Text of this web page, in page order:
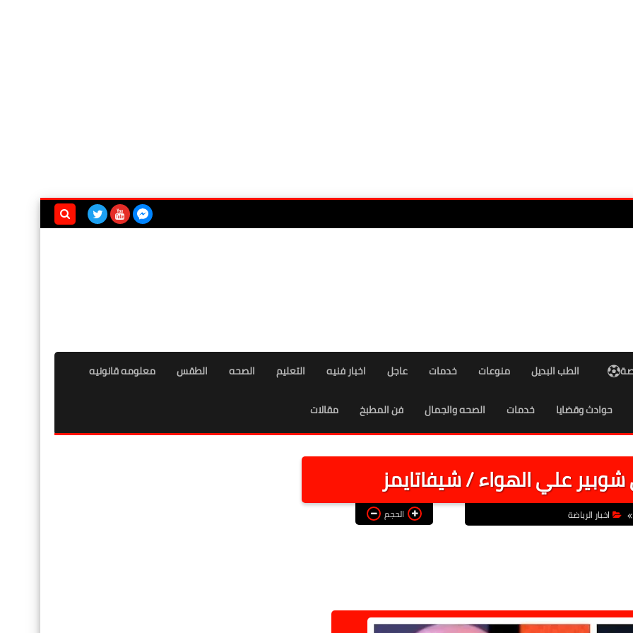
الطب البديل منوعات خدمات عاجل اخبار فنيه التعليم الصحه الطقس معلومه قانونيه
حوادث وقضايا خدمات الصحه والجمال فن المطبخ مقالات
شوبير علي الهواء / شيفاتايمز
اخبار الرياضة الحجم